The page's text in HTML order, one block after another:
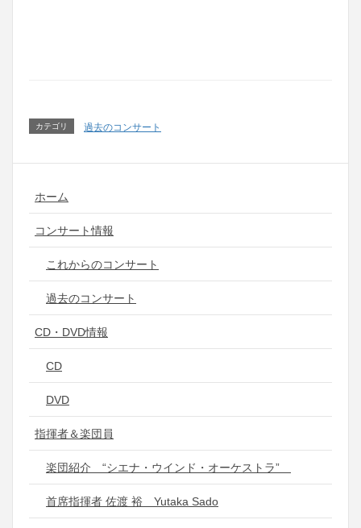
カテゴリ 過去のコンサート
ホーム
コンサート情報
これからのコンサート
過去のコンサート
CD・DVD情報
CD
DVD
指揮者＆楽団員
楽団紹介 “シエナ・ウインド・オーケストラ”
首席指揮者 佐渡 裕 Yutaka Sado